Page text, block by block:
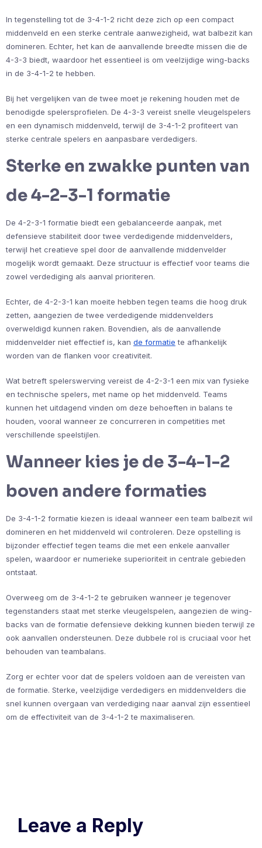
In tegenstelling tot de 3-4-1-2 richt deze zich op een compact
middenveld en een sterke centrale aanwezigheid, wat balbezit kan
domineren. Echter, het kan de aanvallende breedte missen die de
4-3-3 biedt, waardoor het essentieel is om veelzijdige wing-backs
in de 3-4-1-2 te hebben.
Bij het vergelijken van de twee moet je rekening houden met de
benodigde spelersprofielen. De 4-3-3 vereist snelle vleugelspelers
en een dynamisch middenveld, terwijl de 3-4-1-2 profiteert van
sterke centrale spelers en aanpasbare verdedigers.
Sterke en zwakke punten van
de 4-2-3-1 formatie
De 4-2-3-1 formatie biedt een gebalanceerde aanpak, met
defensieve stabiliteit door twee verdedigende middenvelders,
terwijl het creatieve spel door de aanvallende middenvelder
mogelijk wordt gemaakt. Deze structuur is effectief voor teams die
zowel verdediging als aanval prioriteren.
Echter, de 4-2-3-1 kan moeite hebben tegen teams die hoog druk
zetten, aangezien de twee verdedigende middenvelders
overweldigd kunnen raken. Bovendien, als de aanvallende
middenvelder niet effectief is, kan de formatie te afhankelijk
worden van de flanken voor creativiteit.
Wat betreft spelerswerving vereist de 4-2-3-1 een mix van fysieke
en technische spelers, met name op het middenveld. Teams
kunnen het uitdagend vinden om deze behoeften in balans te
houden, vooral wanneer ze concurreren in competities met
verschillende speelstijlen.
Wanneer kies je de 3-4-1-2
boven andere formaties
De 3-4-1-2 formatie kiezen is ideaal wanneer een team balbezit wil
domineren en het middenveld wil controleren. Deze opstelling is
bijzonder effectief tegen teams die met een enkele aanvaller
spelen, waardoor er numerieke superioriteit in centrale gebieden
ontstaat.
Overweeg om de 3-4-1-2 te gebruiken wanneer je tegenover
tegenstanders staat met sterke vleugelspelen, aangezien de wing-
backs van de formatie defensieve dekking kunnen bieden terwijl ze
ook aanvallen ondersteunen. Deze dubbele rol is cruciaal voor het
behouden van teambalans.
Zorg er echter voor dat de spelers voldoen aan de vereisten van
de formatie. Sterke, veelzijdige verdedigers en middenvelders die
snel kunnen overgaan van verdediging naar aanval zijn essentieel
om de effectiviteit van de 3-4-1-2 te maximaliseren.
Leave a Reply